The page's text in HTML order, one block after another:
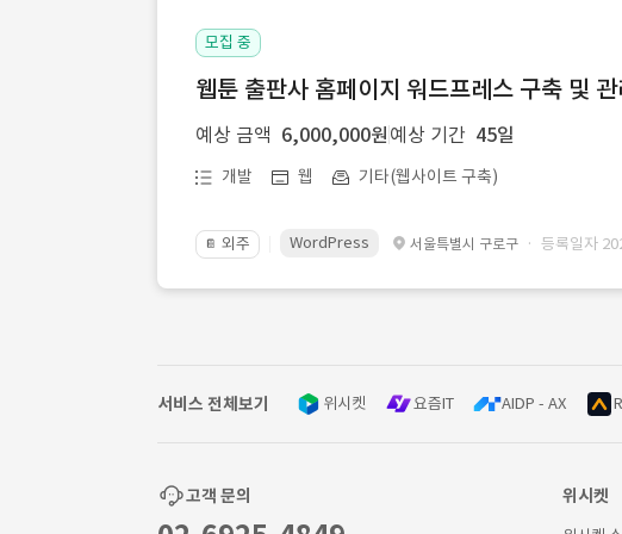
모집 중
웹툰 출판사 홈페이지 워드프레스 구축 및
예상 금액 6,000,000원 예상 기간 45일
개발 웹 기타(웹사이트 구축)
📔 외주 WordPress 서울특별시 구로구 · 등록일자
서비스 전체보기 위시켓 요즘IT AIDP - AX
고객 문의 위시켓